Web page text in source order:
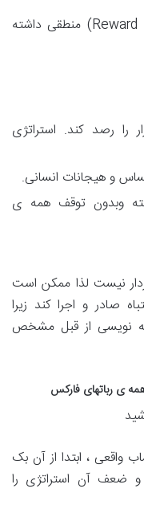
نسبت ریوارد به ریسک (Reward to risk ratio) منطقی داشته
را رصد کند. استراتژی
و هیجانات انسانی.
میتواند بصورت 24 ساعته وبدون توقف همه ی
نیست لذا ممکن است
صادر و اجرا کند زیرا
نویسی از قبل مشخص
ی رباتهای فارکس
واقعی ، ابتدا از آن بک
ضعف آن استراتژی را